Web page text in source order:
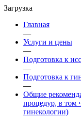
Загрузка
Главная
—
Услуги и цены
—
Подготовка к
—
Подготовка к
—
Общие
процедур, в том
гинекологии)